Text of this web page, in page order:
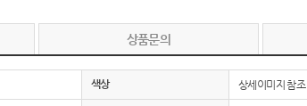
상품문의
색상 상세이미지 참조